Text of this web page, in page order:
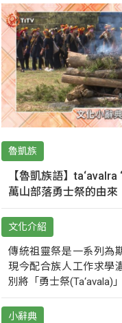
魯凱族
【魯凱族語】ta‘avalra
萬山部落勇士祭的由來
文化介紹
傳統祖靈祭是一系列為
現今配合族人工作求學
別將「勇士祭(Ta‘avala)
小辭典